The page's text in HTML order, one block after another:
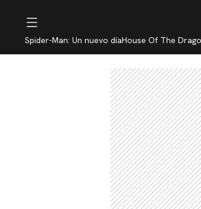
Spider-Man: Un nuevo díaHouse Of The